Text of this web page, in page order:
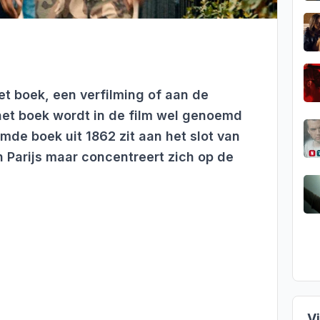
boek, een verfilming of aan de
boek wordt in de film wel genoemd
boek uit 1862 zit aan het slot van
maar concentreert zich op de